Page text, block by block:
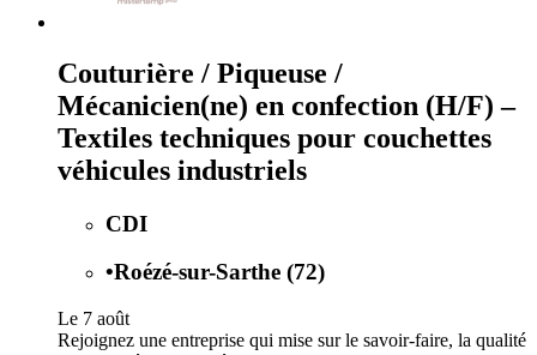
Couturière / Piqueuse /
Mécanicien(ne) en confection (H/F) –
Textiles techniques pour couchettes
véhicules industriels
CDI
•Roézé-sur-Sarthe (72)
Le 7 août
Rejoignez une entreprise qui mise sur le savoir-faire, la qualité